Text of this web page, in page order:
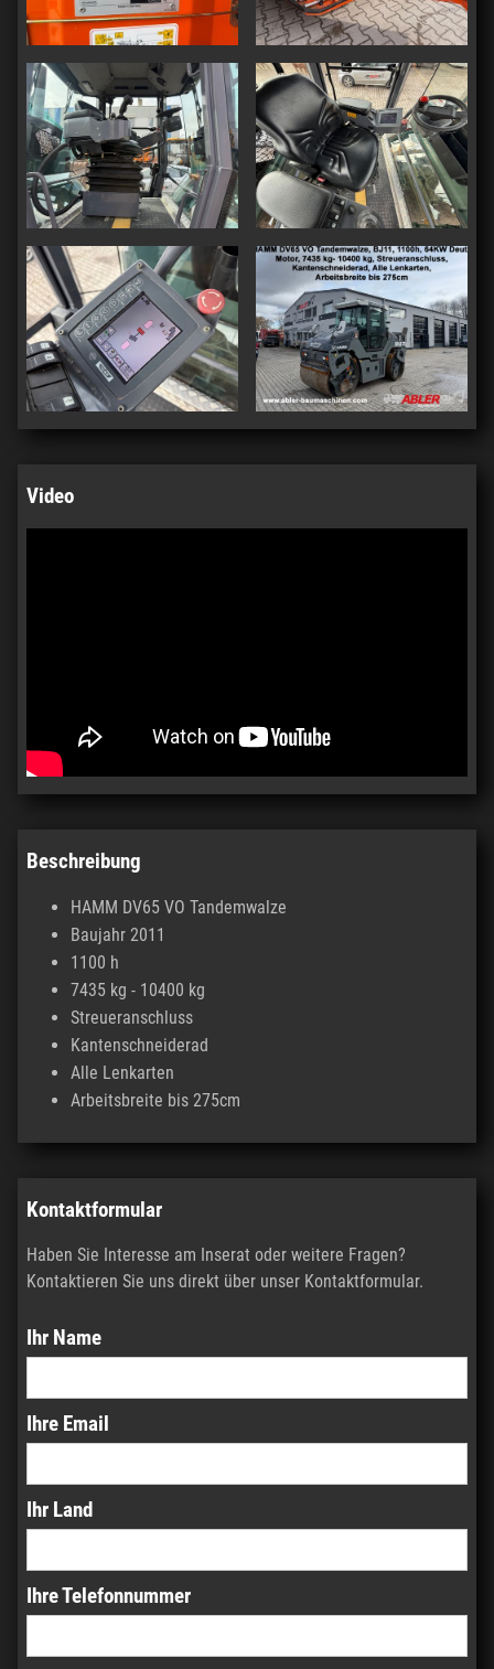
Video
Beschreibung
HAMM DV65 VO Tandemwalze
Baujahr 2011
1100 h
7435 kg - 10400 kg
Streueranschluss
Kantenschneiderad
Alle Lenkarten
Arbeitsbreite bis 275cm
Kontaktformular
Haben Sie Interesse am Inserat oder weitere Fragen?
Kontaktieren Sie uns direkt über unser Kontaktformular.
Ihr Name
Ihre Email
Ihr Land
Ihre Telefonnummer